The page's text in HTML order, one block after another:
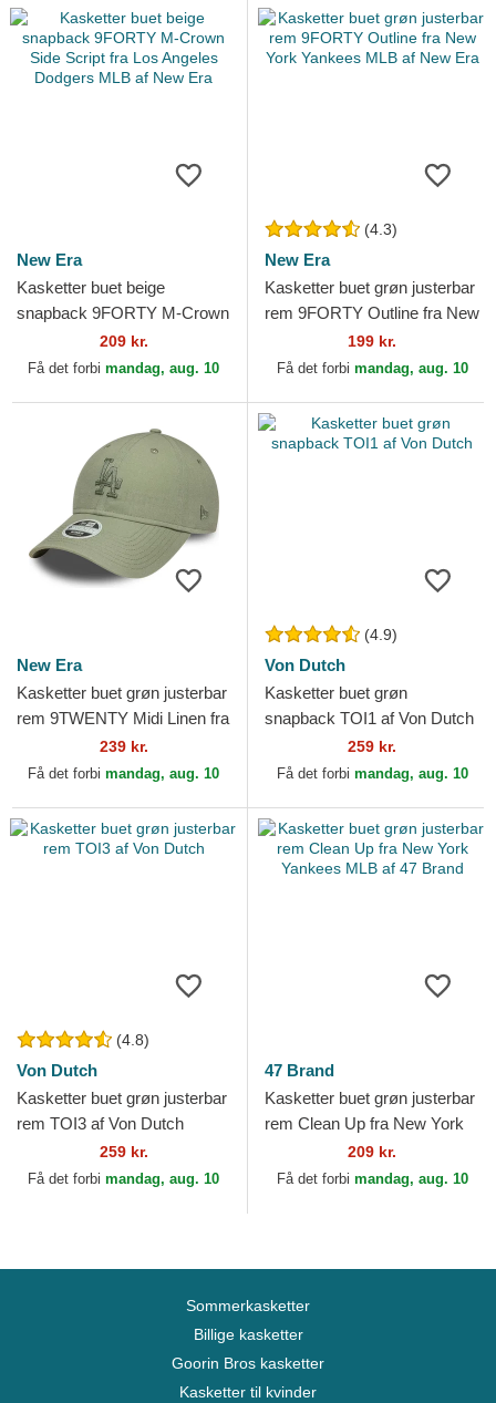
New Era
Kasketter buet beige
snapback 9FORTY M-Crown
Side Script fra Los Angeles
Dodgers MLB af New Era
209 kr.
Få det forbi mandag, aug. 10
(4.3)
New Era
Kasketter buet grøn justerbar
rem 9FORTY Outline fra New
York Yankees MLB af New
Era
199 kr.
Få det forbi mandag, aug. 10
New Era
Kasketter buet grøn justerbar
rem 9TWENTY Midi Linen fra
Los Angeles Dodgers MLB af
New Era
239 kr.
Få det forbi mandag, aug. 10
(4.9)
Von Dutch
Kasketter buet grøn
snapback TOI1 af Von Dutch
259 kr.
Få det forbi mandag, aug. 10
(4.8)
Von Dutch
Kasketter buet grøn justerbar
rem TOI3 af Von Dutch
259 kr.
Få det forbi mandag, aug. 10
47 Brand
Kasketter buet grøn justerbar
rem Clean Up fra New York
Yankees MLB af 47 Brand
209 kr.
Få det forbi mandag, aug. 10
Sommerkasketter
Billige kasketter
Goorin Bros kasketter
Kasketter til kvinder